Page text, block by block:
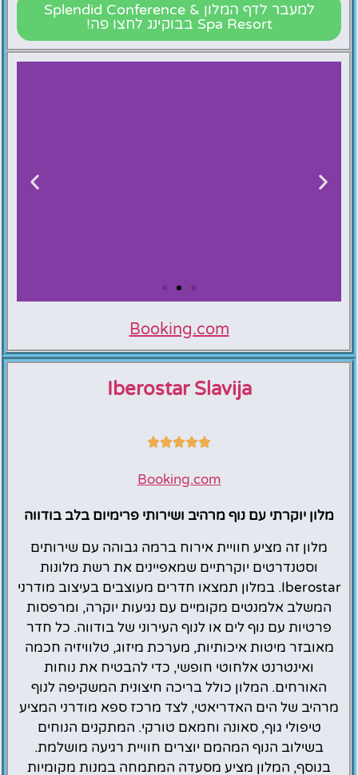
למעבר לדף המלון Splendid Conference &
Spa Resort בבוקינג לחצו פה!
Splendid Conference
& Spa Resort
Booking.com
Iberostar Slavija
Booking.com
מלון יוקרתי עם נוף מרהיב ושירותי פרימיום בלב בודווה
מלון זה מציע חוויית אירוח ברמה גבוהה עם שירותים
וסטנדרטים יוקרתיים שמאפיינים את רשת מלונות
Iberostar. במלון תמצאו חדרים מעוצבים בעיצוב מודרני
המשלב אלמנטים מקומיים עם נגיעות יוקרה, ומרפסות
פרטיות עם נוף לים או לנוף העירוני של בודווה. כל חדר
מאובזר מיטות איכותיות, מערכת מיזוג, טלוויזיה חכמה
ואינטרנט אלחוטי חופשי, כדי להבטיח את נוחות
האורחים. המלון כולל בריכה חיצונית המשקיפה לנוף
מרהיב של הים האדריאטי, לצד מרכז ספא מודרני המציע
טיפולי גוף, סאונה וחמאם טורקי. המתקנים הנוחים
בשילוב הנוף המהמם יוצרים חוויית רגיעה מושלמת.
בנוסף, המלון מציע מסעדה המתמחה במנות מקומיות